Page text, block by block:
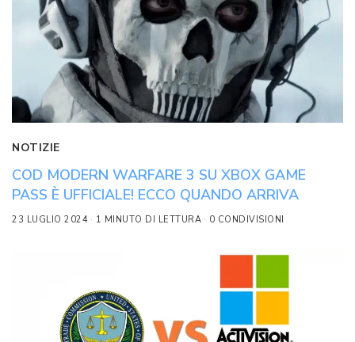
NOTIZIE
COD MODERN WARFARE 3 SU XBOX GAME
PASS È UFFICIALE! ECCO QUANDO ARRIVA
23 LUGLIO 2024 1 MINUTO DI LETTURA 0 CONDIVISIONI